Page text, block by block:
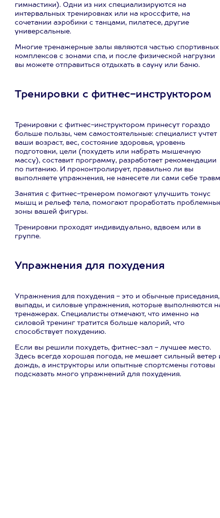
гимнастики). Одни из них специализируются на
интервальных тренировках или на кроссфите, на
сочетании аэробики с танцами, пилатесе, другие
универсальные.
Многие тренажерные залы являются частью спортивных
комплексов с зонами спа, и после физической нагрузки
вы можете отправиться отдыхать в сауну или баню.
Тренировки с фитнес-инструктором
Тренировки с фитнес-инструктором принесут гораздо
больше пользы, чем самостоятельные: специалист учтет
ваши возраст, вес, состояние здоровья, уровень
подготовки, цели (похудеть или набрать мышечную
массу), составит программу, разработает рекомендации
по питанию. И проконтролирует, правильно ли вы
выполняете упражнения, не нанесете ли сами себе
Занятия с фитнес-тренером помогают улучшить тонус
мышц и рельеф тела, помогают проработать
зоны вашей фигуры.
Тренировки проходят индивидуально, вдвоем или в
группе.
Упражнения для похудения
Упражнения для похудения - это и обычные приседания,
выпады, и силовые упражнения, которые выполняются
тренажерах. Специалисты отмечают, что именно на
силовой тренинг тратится больше калорий, что
способствует похудению.
Если вы решили похудеть, фитнес-зал - лучшее место.
Здесь всегда хорошая погода, не мешает сильный ветер
дождь, а инструкторы или опытные спортсмены готовы
подсказать много упражнений для похудения.